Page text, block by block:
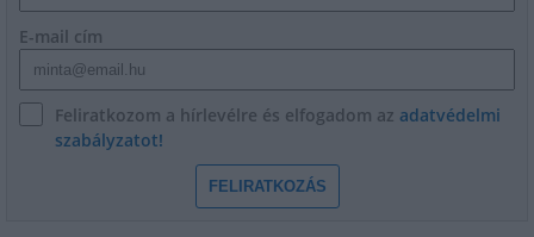
E-mail cím
Feliratkozom a hírlevélre és elfogadom az adatvédelmi
szabályzatot!
FELIRATKOZÁS